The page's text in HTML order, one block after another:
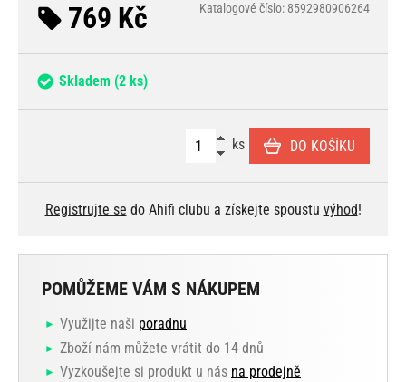
769 Kč Katalogové číslo: 8592980906264
Skladem (2 ks)
ks DO KOŠÍKU
Registrujte se do Ahifi clubu a získejte spoustu výhod!
POMŮŽEME VÁM S NÁKUPEM
Využijte naši poradnu
Zboží nám můžete vrátit do 14 dnů
Vyzkoušejte si produkt u nás na prodejně